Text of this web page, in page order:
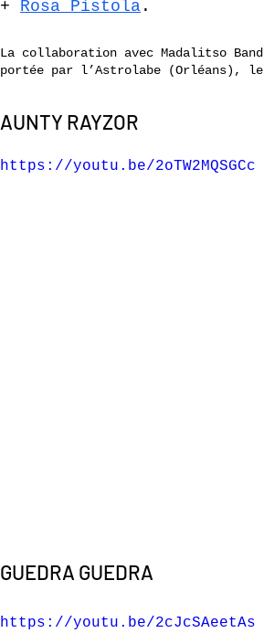
+ Rosa Pistola .
La collaboration avec Madalitso
portée par l’Astrolabe (Orléans), le
AUNTY RAYZOR
https://youtu.be/2oTW2MQSGCc
GUEDRA GUEDRA
https://youtu.be/2cJcSAeetAs